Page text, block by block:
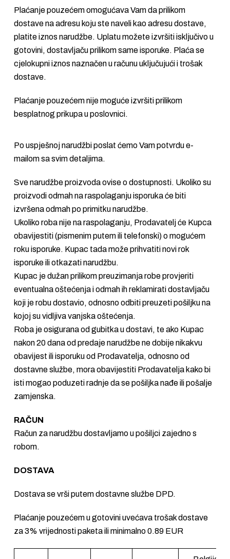
Plaćanje pouzećem omogućava Vam da prilikom
dostave na adresu koju ste naveli kao adresu dostave,
platite iznos narudžbe. Uplatu možete izvršiti isključivo u
gotovini, dostavljaču prilikom same isporuke. Plaća se
cjelokupni iznos naznačen u računu uključujući i trošak
dostave.
Plaćanje pouzećem nije moguće izvršiti prilikom
besplatnog prikupa u poslovnici.
Po uspješnoj narudžbi poslat ćemo Vam potvrdu e-
mailom sa svim detaljima.
Sve narudžbe proizvoda ovise o dostupnosti. Ukoliko su
proizvodi odmah na raspolaganju isporuka će biti
izvršena odmah po primitku narudžbe.
Ukoliko roba nije na raspolaganju, Prodavatelj će Kupca
obavijestiti (pismenim putem ili telefonski) o mogućem
roku isporuke. Kupac tada može prihvatiti novi rok
isporuke ili otkazati narudžbu.
Kupac je dužan prilikom preuzimanja robe provjeriti
eventualna oštećenja i odmah ih reklamirati dostavljaču
koji je robu dostavio, odnosno odbiti preuzeti pošiljku na
kojoj su vidljiva vanjska oštećenja.
Roba je osigurana od gubitka u dostavi, te ako Kupac
nakon 20 dana od predaje narudžbe ne dobije nikakvu
obavijest ili isporuku od Prodavatelja, odnosno od
dostavne službe, mora obavijestiti Prodavatelja kako bi
isti mogao poduzeti radnje da se pošiljka nađe ili pošalje
zamjenska.
RAČUN
Račun za narudžbu dostavljamo u pošiljci zajedno s
robom.
DOSTAVA
Dostava se vrši putem dostavne službe DPD.
Plaćanje pouzećem u gotovini uvećava trošak dostave
za 3% vrijednosti paketa ili minimalno 0.89 EUR